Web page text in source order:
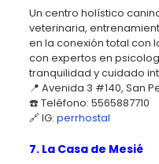
Un centro holístico
veterinaria,
en la conexión total con
con expertos en
tranquilidad y cuidado
📍 Avenida 3 #140, San
☎️ Teléfono: 5565887710
🔗 IG: perrhostal
7. La Casa de Mesié